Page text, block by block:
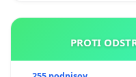
PROTI